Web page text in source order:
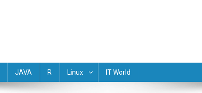
JAVA R Linux IT World